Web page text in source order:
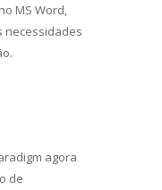
MS Word,
necessidades
agora
de